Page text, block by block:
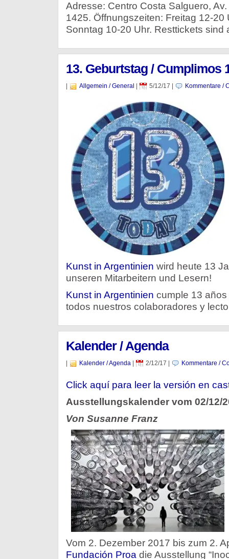
Adresse: Centro Costa Salguero,
1425. Öffnungszeiten: Freitag 12-20
Sonntag 10-20 Uhr. Resttickets sind
13. Geburtstag / Cumplimos
Allgemein / General 5/12/17 Kommentare /
Kunst in Argentinien wird heute 13
unseren Mitarbeitern und Lesern!
Kunst in Argentinien cumple 13 años
todos nuestros colaboradores y
Kalender / Agenda
Kalender / Agenda| 2/12/17 Kommentare /
Click aquí para leer la versión en
Ausstellungskalender vom 02/12/
Von Susanne Franz
Vom 2. Dezember 2017 bis zum 2.
Fundación Proa die Ausstellung